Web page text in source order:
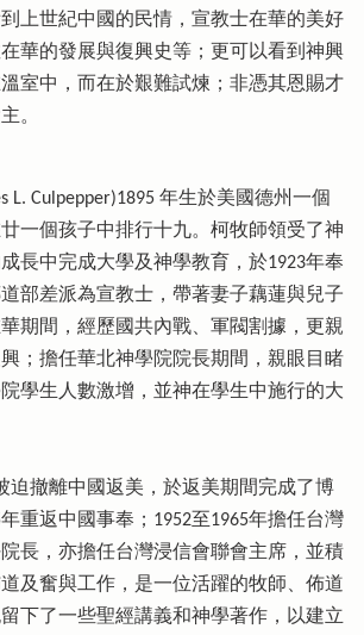
上世紀中國的民情，宣教士在華的美好
華的發展與復興史等；更可以看到神興
室中，而在於艱難試煉；非憑其恩賜才
。
L. Culpepper)1895 年生於美國德州一個
一個孩子中排行十九。柯牧師領受了神
長中完成大學及神學教育，於1923年奉
部差派為宣教士，帶著妻子藕蓮與兒子
期間，經歷國共內戰、軍閥割據，更親
；擔任華北神學院院長期間，親眼目睹
學生人數激增，並神在學生中施行的大
迫撤離中國返美，於返美期間完成了博
重返中國事奉；1952至1965年擔任台灣
長，亦擔任台灣浸信會聯會主席，並積
及奮與工作，是一位活躍的牧師、佈道
下了一些聖經講義和神學著作，以建立